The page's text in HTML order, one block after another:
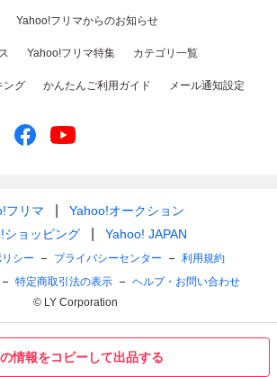
情報をコピーして出品する
Yahoo!フリマからのお知らせ
Yahoo!フリマ特集 カテゴリ一覧
ング かんたんご利用ガイド メール通知設定
フリマ
Yahoo!オークション
ショッピング
Yahoo! JAPAN
シー プライバシーセンター
利用規約
特定商取引法の表示
ヘルプ・お問い合わせ
© LY Corporation